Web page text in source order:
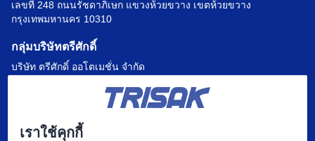
เลขที่ 248 ถนนรัชดาภิเษก แขวงห้วยขวาง เขตห้วยขวาง
กรุงเทพมหานคร 10310
กลุ่มบริษัทตรีศักดิ์
บริษัท ตรีศักดิ์ ออโตเมชั่น จำกัด
บริษัท แฟคตอรี่ ออโตเมชั่น เซ็นเตอร์ จำกัด
บริษัท ไฮทรอน-ตรีศักดิ์ จำกัด
เราใช้คุกกี้